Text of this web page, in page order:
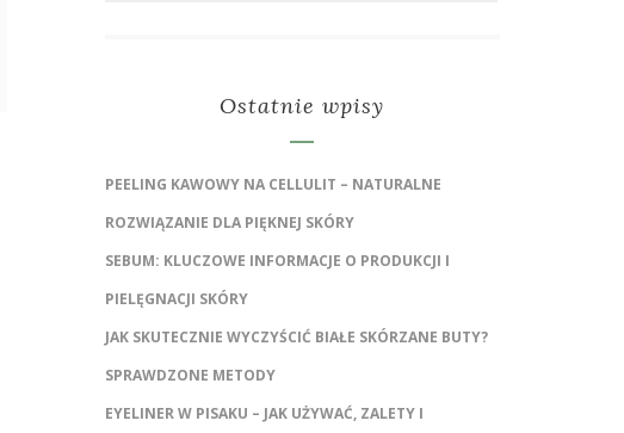
Ostatnie wpisy
PEELING KAWOWY NA CELLULIT – NATURALNE
ROZWIĄZANIE DLA PIĘKNEJ SKÓRY
SEBUM: KLUCZOWE INFORMACJE O PRODUKCJI I
PIELĘGNACJI SKÓRY
JAK SKUTECZNIE WYCZYŚCIĆ BIAŁE SKÓRZANE BUTY?
SPRAWDZONE METODY
EYELINER W PISAKU – JAK UŻYWAĆ, ZALETY I